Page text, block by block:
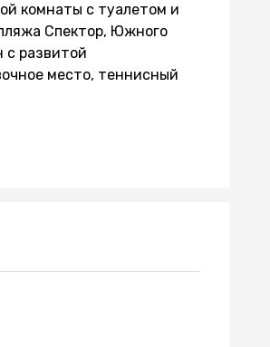
комнаты с туалетом и
Спектор, Южного
развитой
место, теннисный